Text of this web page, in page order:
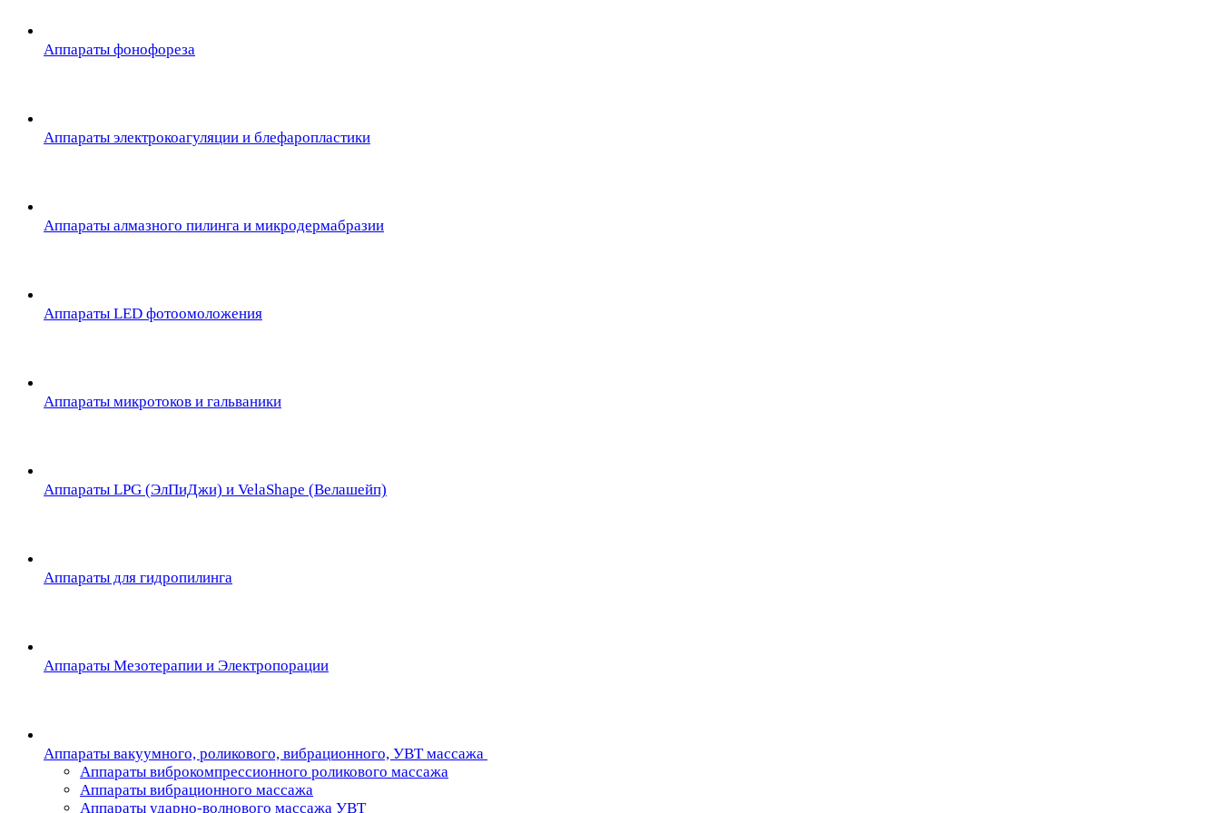
Аппараты фонофореза
Аппараты электрокоагуляции и блефаропластики
Аппараты алмазного пилинга и микродермабразии
Аппараты LED фотоомоложения
Аппараты микротоков и гальваники
Аппараты LPG (ЭлПиДжи) и VelaShape (Велашейп)
Аппараты для гидропилинга
Аппараты Мезотерапии и Электропорации
Аппараты вакуумного, роликового, вибрационного, УВТ массажа
Аппараты виброкомпрессионного роликового массажа
Аппараты вибрационного массажа
Аппараты ударно-волнового массажа УВТ